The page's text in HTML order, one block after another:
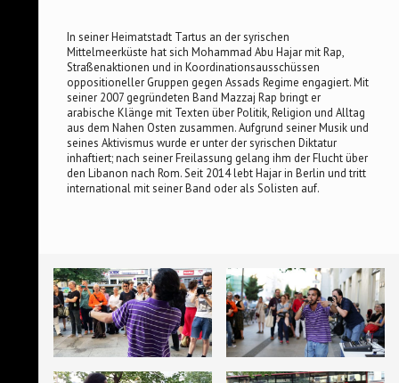
In seiner Heimatstadt Tartus an der syrischen
Mittelmeerküste hat sich Mohammad Abu Hajar mit Rap,
Straßenaktionen und in Koordinationsausschüssen
oppositioneller Gruppen gegen Assads Regime engagiert. Mit
seiner 2007 gegründeten Band Mazzaj Rap bringt er
arabische Klänge mit Texten über Politik, Religion und Alltag
aus dem Nahen Osten zusammen. Aufgrund seiner Musik und
seines Aktivismus wurde er unter der syrischen Diktatur
inhaftiert; nach seiner Freilassung gelang ihm der Flucht über
den Libanon nach Rom. Seit 2014 lebt Hajar in Berlin und tritt
international mit seiner Band oder als Solisten auf.